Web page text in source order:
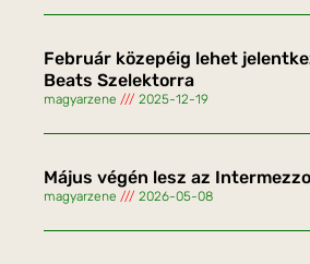
Február közepéig lehet
Beats Szelektorra
magyarzene 2025-12-19
Május végén lesz az
magyarzene 2026-05-08